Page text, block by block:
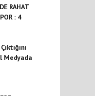
RAHAT
: 4
Medyada